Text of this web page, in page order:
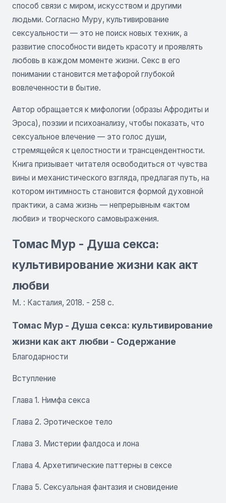
способ связи с миром, искусством и другими
людьми. Согласно Муру, культивирование
сексуальности — это не поиск новых техник, а
развитие способности видеть красоту и проявлять
любовь в каждом моменте жизни. Секс в его
понимании становится метафорой глубокой
вовлеченности в бытие.
Автор обращается к мифологии (образы Афродиты и
Эроса), поэзии и психоанализу, чтобы показать, что
сексуальное влечение — это голос души,
стремящейся к целостности и трансцендентности.
Книга призывает читателя освободиться от чувства
вины и механистического взгляда, предлагая путь, на
котором интимность становится формой духовной
практики, а сама жизнь — непрерывным «актом
любви» и творческого самовыражения.
Томас Мур - Душа секса:
культивирование жизни как акт
любви
М. : Касталия, 2018. - 258 с.
Томас Мур - Душа секса: культивирование
жизни как акт любви - Содержание
Благодарности
Вступление
Глава 1. Нимфа секса
Глава 2. Эротическое тело
Глава 3. Мистерии фалдоса и лона
Глава 4. Архетипические паттерны в сексе
Глава 5. Сексуальная фантазия и сновидение